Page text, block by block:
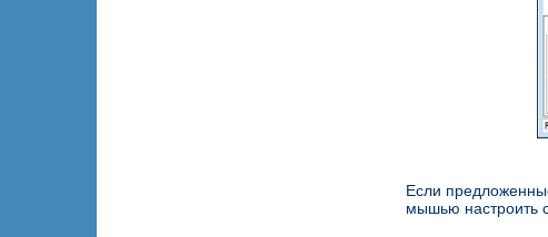
Если
мышью настроить